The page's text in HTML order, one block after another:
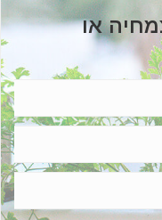
או